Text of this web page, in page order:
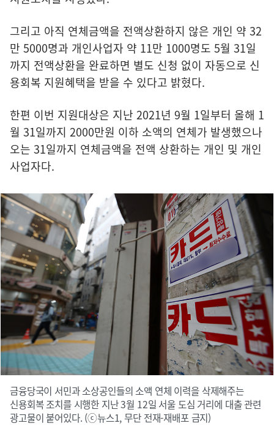
그리고 아직 연체금액을 전액상환하지 않은 개인 약 32
만 5000명과 개인사업자 약 11만 1000명도 5월 31일
까지 전액상환을 완료하면 별도 신청 없이 자동으로 신
용회복 지원혜택을 받을 수 있다고 밝혔다.
한편 이번 지원대상은 지난 2021년 9월 1일부터 올해 1
월 31일까지 2000만원 이하 소액의 연체가 발생했으나
오는 31일까지 연체금액을 전액 상환하는 개인 및 개인
사업자다.
금융당국이 서민과 소상공인들의 소액 연체 이력을 삭제해주는
신용회복 조치를 시행한 지난 3월 12일 서울 도심 거리에 대출 관련
광고물이 붙어있다. (ⓒ뉴스1, 무단 전재-재배포 금지)